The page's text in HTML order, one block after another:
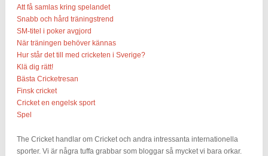
Att få samlas kring spelandet
Snabb och hård träningstrend
SM-titel i poker avgjord
När träningen behöver kännas
Hur står det till med cricketen i Sverige?
Klä dig rätt!
Bästa Cricketresan
Finsk cricket
Cricket en engelsk sport
Spel
The Cricket handlar om Cricket och andra intressanta internationella
sporter. Vi är några tuffa grabbar som bloggar så mycket vi bara orkar.